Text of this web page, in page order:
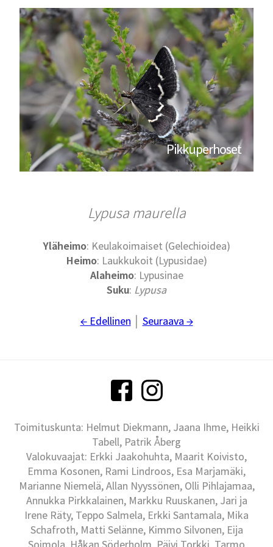
Pikkuperhoset
Lypusa maurella
Yläheimo: Keulakoimaiset (Gelechioidea)
Heimo: Laukkukoit (Lypusidae)
Alaheimo: Lypusinae
Suku: Lypusa
← Edellinen Seuraava →
Toimituskunta: Helmut Diekmann, Jaana Ihme, Heikki
Tabell, Patrik Åberg
Valokuvaajat: Erkki Jaakohuhta, Maarit Koivisto,
Emma Kosonen, Rami Lindroos, Esa Marjamäki,
Marianne Niemelä, Allan Nyyssönen, Olli Pihlajamaa,
Annukka Pirkkalainen, Markku Ruuskanen, Jari ja
Irene Räty, Teppo Salmela, Erkki Santamala, Mika
Schafroth, Matti Selänne, Kimmo Silvonen, Eija